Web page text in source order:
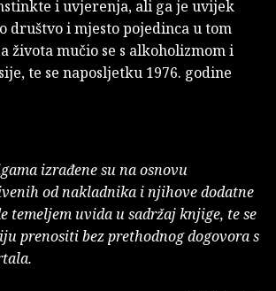
i uvjerenja, ali ga je uvijek
društvo i mjesto pojedinca u tom
života mučio se s alkoholizmom i
te se naposljetku 1976. godine
izrađene su na osnovu
od nakladnika i njihove dodatne
temeljem uvida u sadržaj knjige, te se
prenositi bez prethodnog dogovora s